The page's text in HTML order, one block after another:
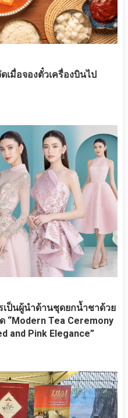
เมื่อจองตั๋วเครื่องบินไป
เป็นผู้นำด้านชุดยกน้ำชาด้วย
“Modern Tea Ceremony
and Pink Elegance”